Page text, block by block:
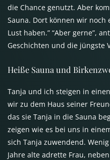
die Chance genutzt. Aber
Sauna. Dort können wir
Lust haben.” “Aber gerne”,
Geschichten und die jüngste
Heiße Sauna und
Tanja und ich steigen in
wir zu dem Haus seiner
das sie Tanja in die Sauna
zeigen wie es bei uns in
sich Tanja zuwendend.
Jahre alte adrette Frau,